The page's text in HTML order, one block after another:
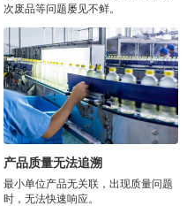
次废品等问题屡见不鲜。
产品质量无法追溯
最小单位产品无关联，出现质量问题
时，无法快速响应。